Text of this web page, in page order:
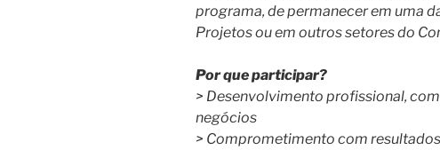
programa, de permanecer em uma
Projetos ou em outros setores do
Por que participar?
> Desenvolvimento profissional,
negócios
> Comprometimento com